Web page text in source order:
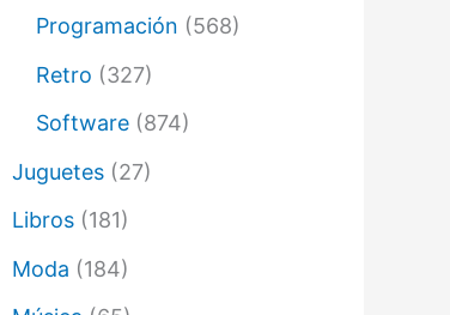
Programación (568)
Retro (327)
Software (874)
Juguetes (27)
Libros (181)
Moda (184)